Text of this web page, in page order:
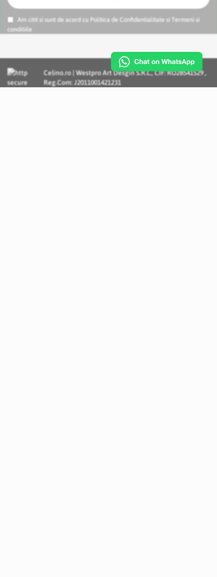
Am citit si sunt de acord cu Politica de Confidentialitate si
Termeni si
conditiile
Celino.ro | Westpro Art Desgin S.R.L., CIF: RO28541529 ,
Reg.Com: J2011001421231